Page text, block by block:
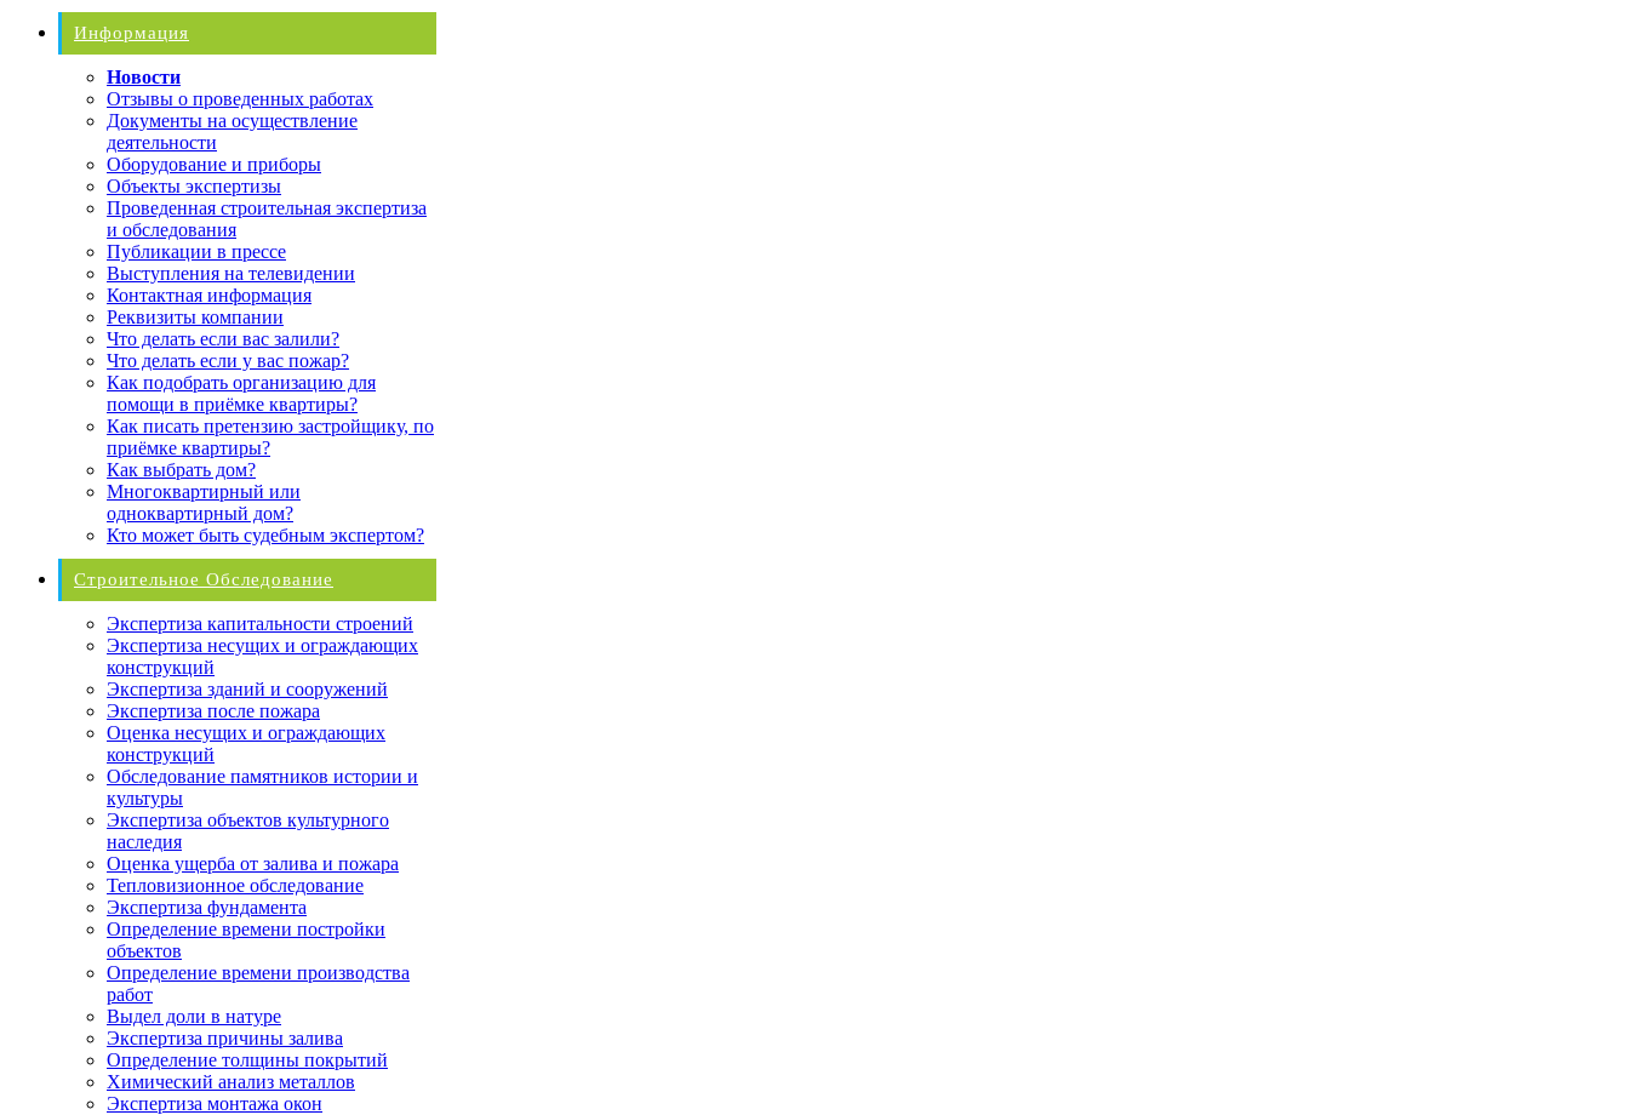
Информация
Новости
Отзывы о проведенных работах
Документы на осуществление
деятельности
Оборудование и приборы
Объекты экспертизы
Проведенная строительная экспертиза
и обследования
Публикации в прессе
Выступления на телевидении
Контактная информация
Реквизиты компании
Что делать если вас залили?
Что делать если у вас пожар?
Как подобрать организацию для
помощи в приёмке квартиры?
Как писать претензию застройщику, по
приёмке квартиры?
Как выбрать дом?
Многоквартирный или
одноквартирный дом?
Кто может быть судебным экспертом?
Строительное Обследование
Экспертиза капитальности строений
Экспертиза несущих и ограждающих
конструкций
Экспертиза зданий и сооружений
Экспертиза после пожара
Оценка несущих и ограждающих
конструкций
Обследование памятников истории и
культуры
Экспертиза объектов культурного
наследия
Оценка ущерба от залива и пожара
Тепловизионное обследование
Экспертиза фундамента
Определение времени постройки
объектов
Определение времени производства
работ
Выдел доли в натуре
Экспертиза причины залива
Определение толщины покрытий
Химический анализ металлов
Экспертиза монтажа окон